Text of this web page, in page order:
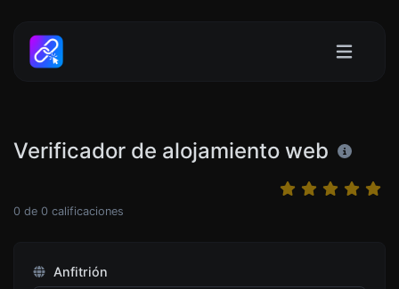
Verificador de alojamiento web
0 de 0 calificaciones
Anfitrión